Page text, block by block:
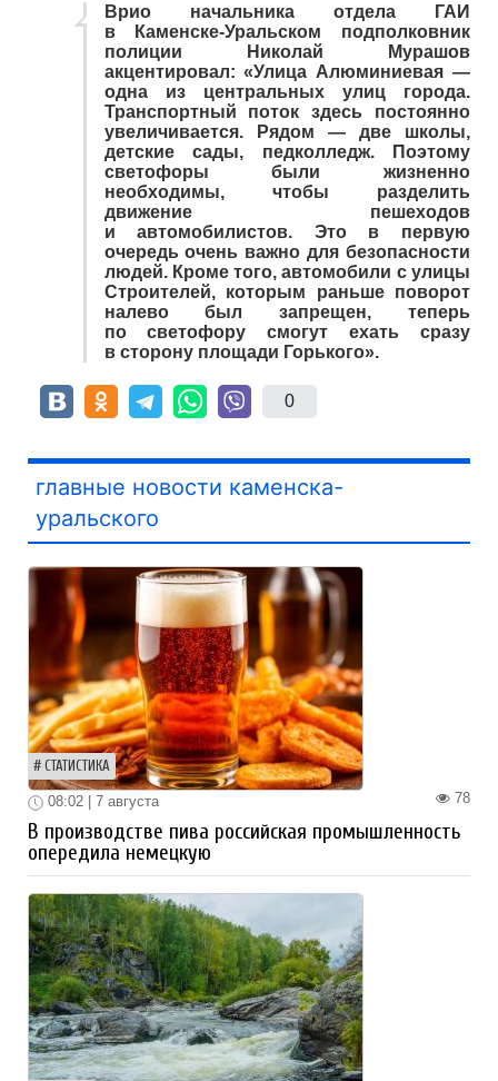
Врио начальника отдела ГАИ
в Каменске-Уральском подполковник
полиции Николай Мурашов
акцентировал: «Улица Алюминиевая —
одна из центральных улиц города.
Транспортный поток здесь постоянно
увеличивается. Рядом — две школы,
детские сады, педколледж. Поэтому
светофоры были жизненно
необходимы, чтобы разделить
движение пешеходов
и автомобилистов. Это в первую
очередь очень важно для безопасности
людей. Кроме того, автомобили с улицы
Строителей, которым раньше поворот
налево был запрещен, теперь
по светофору смогут ехать сразу
в сторону площади Горького».
0
главные новости каменска-
уральского
СТАТИСТИКА
78
08:02 | 7 августа
В производстве пива российская промышленность
опередила немецкую